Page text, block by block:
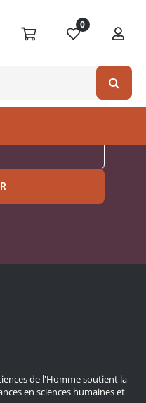
0
à notre
de l'Homme soutient la
en sciences humaines et